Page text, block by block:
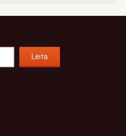
Leita